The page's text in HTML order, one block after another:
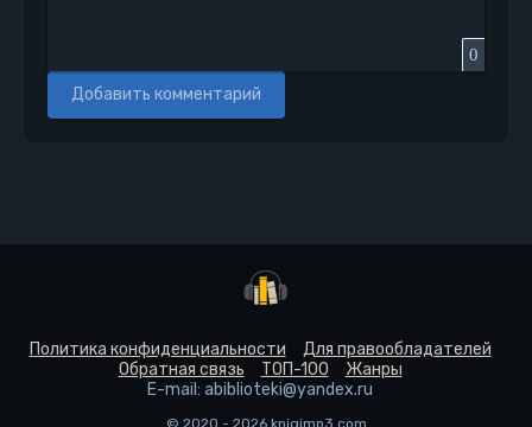
0
Добавить комментарий
Политика конфиденциальности
Для правообладателей
Обратная связь
ТОП-100
Жанры
E-mail: abiblioteki@yandex.ru